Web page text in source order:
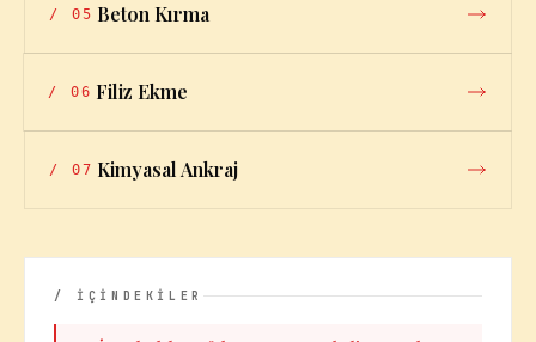
/ 05 Beton Kırma
/ 06 Filiz Ekme
/ 07 Kimyasal Ankraj
/ İÇİNDEKİLER